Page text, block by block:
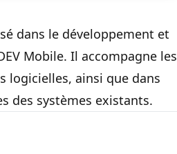
dans le développement et
Mobile. Il accompagne les
logicielles, ainsi que dans
des systèmes existants.